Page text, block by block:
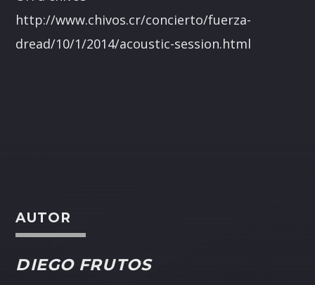
http://www.chivos.cr/concierto/fuerza-
dread/10/1/2014/acoustic-session.html
AUTOR
DIEGO FRUTOS